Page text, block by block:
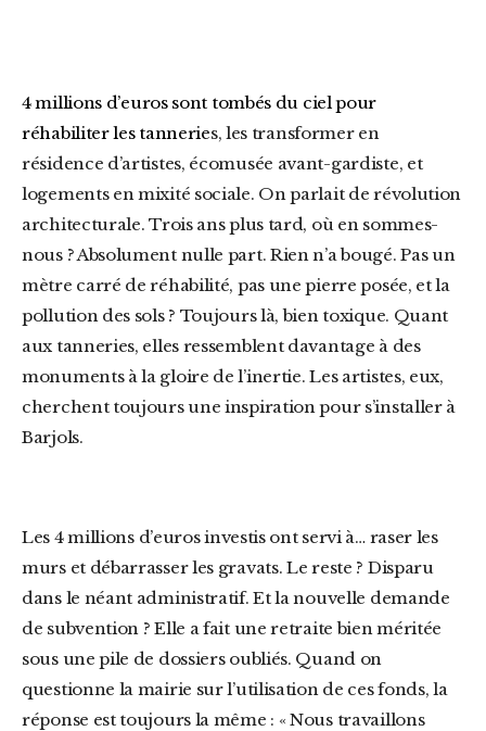
4 millions d’euros sont tombés du ciel pour
réhabiliter les tanneries, les transformer en
résidence d’artistes, écomusée avant-gardiste, et
logements en mixité sociale. On parlait de révolution
architecturale. Trois ans plus tard, où en sommes-
nous ? Absolument nulle part. Rien n’a bougé. Pas un
mètre carré de réhabilité, pas une pierre posée, et la
pollution des sols ? Toujours là, bien toxique. Quant
aux tanneries, elles ressemblent davantage à des
monuments à la gloire de l’inertie. Les artistes, eux,
cherchent toujours une inspiration pour s’installer à
Barjols.
Les 4 millions d’euros investis ont servi à… raser les
murs et débarrasser les gravats. Le reste ? Disparu
dans le néant administratif. Et la nouvelle demande
de subvention ? Elle a fait une retraite bien méritée
sous une pile de dossiers oubliés. Quand on
questionne la mairie sur l’utilisation de ces fonds, la
réponse est toujours la même : « Nous travaillons